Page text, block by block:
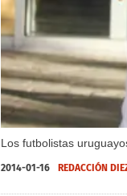
Los futbolistas
2014-01-16 REDACCIÓN